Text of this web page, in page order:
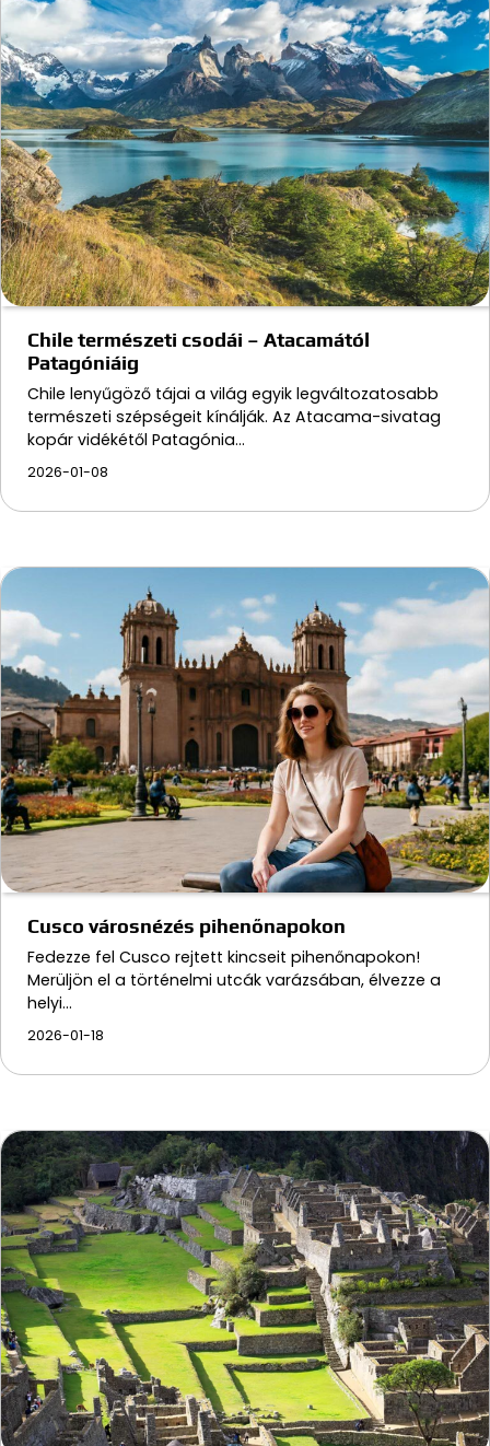
Chile természeti csodái – Atacamától
Patagóniáig
Chile lenyűgöző tájai a világ egyik legváltozatosabb
természeti szépségeit kínálják. Az Atacama-sivatag
kopár vidékétől Patagónia…
2026-01-08
Cusco városnézés pihenőnapokon
Fedezze fel Cusco rejtett kincseit pihenőnapokon!
Merüljön el a történelmi utcák varázsában, élvezze a
helyi…
2026-01-18